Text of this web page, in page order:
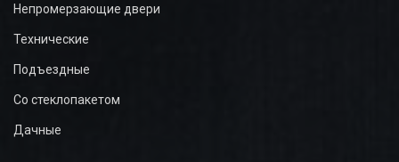
Непромерзающие двери
Технические
Подъездные
Со стеклопакетом
Дачные